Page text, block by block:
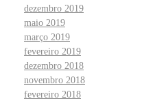
dezembro 2019
maio 2019
março 2019
fevereiro 2019
dezembro 2018
novembro 2018
fevereiro 2018